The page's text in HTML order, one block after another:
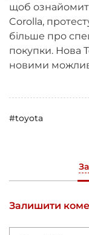
щоб
Corolla,
більше про
покупки. Нова
новими
#toyota
Залишити